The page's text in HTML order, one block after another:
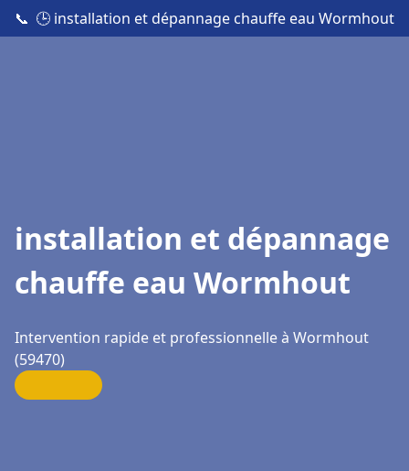
📞 🕒 installation et dépannage chauffe eau Wormhout
installation et dépannage
chauffe eau Wormhout
Intervention rapide et professionnelle à Wormhout
(59470)